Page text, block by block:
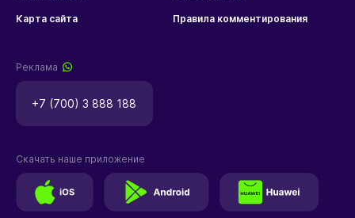
Карта сайта Правила комментирования
Реклама
+7 (700) 3 888 188
Скачать наше приложение